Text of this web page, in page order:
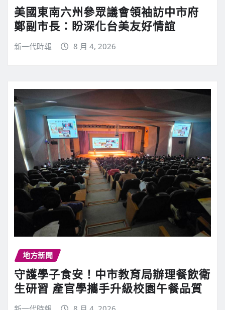
美國東南六州參眾議會領袖訪中市府
鄭副市長：盼深化台美友好情誼
新一代時報 8 月 4, 2026
地方新聞
守護學子食安！中市教育局辦理餐飲衛
生研習 產官學攜手升級校園午餐品質